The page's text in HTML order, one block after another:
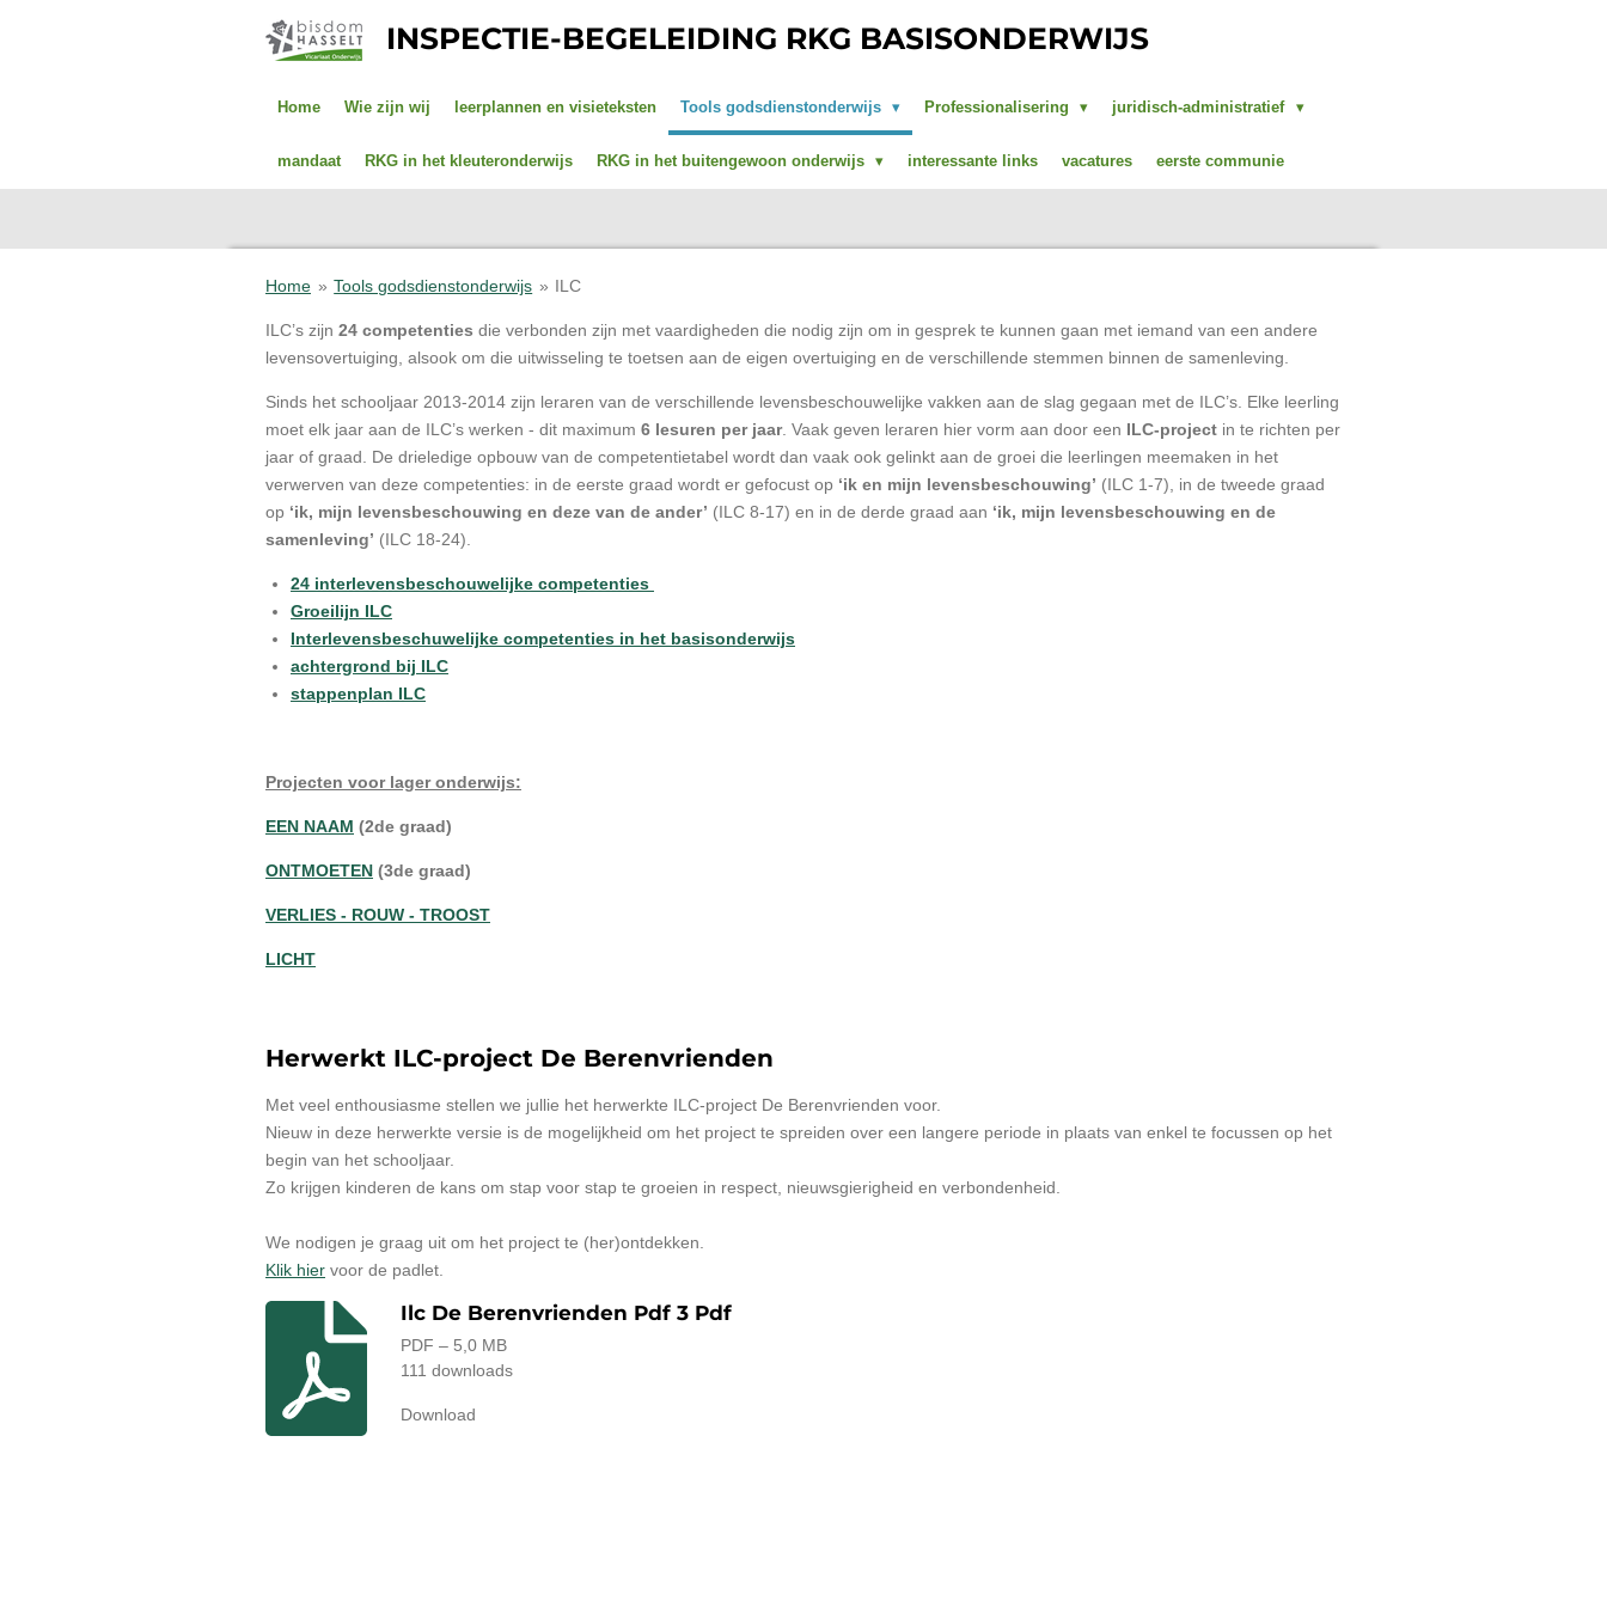
INSPECTIE-BEGELEIDING RKG BASISONDERWIJS
Home Wie zijn wij leerplannen en visieteksten Tools godsdienstonderwijs Professionalisering juridisch-administratief
mandaat RKG in het kleuteronderwijs RKG in het buitengewoon onderwijs interessante links vacatures eerste communie
Home » Tools godsdienstonderwijs » ILC
ILC’s zijn 24 competenties die verbonden zijn met vaardigheden die nodig zijn om in gesprek te kunnen gaan met iemand van een andere
levensovertuiging, alsook om die uitwisseling te toetsen aan de eigen overtuiging en de verschillende stemmen binnen de samenleving.
Sinds het schooljaar 2013-2014 zijn leraren van de verschillende levensbeschouwelijke vakken aan de slag gegaan met de ILC’s. Elke leerling
moet elk jaar aan de ILC’s werken - dit maximum 6 lesuren per jaar. Vaak geven leraren hier vorm aan door een ILC-project in te richten per
jaar of graad. De drieledige opbouw van de competentietabel wordt dan vaak ook gelinkt aan de groei die leerlingen meemaken in het
verwerven van deze competenties: in de eerste graad wordt er gefocust op ‘ik en mijn levensbeschouwing’ (ILC 1-7), in de tweede graad
op ‘ik, mijn levensbeschouwing en deze van de ander’ (ILC 8-17) en in de derde graad aan ‘ik, mijn levensbeschouwing en de
samenleving’ (ILC 18-24).
24 interlevensbeschouwelijke competenties
Groeilijn ILC
Interlevensbeschuwelijke competenties in het basisonderwijs
achtergrond bij ILC
stappenplan ILC
Projecten voor lager onderwijs:
EEN NAAM (2de graad)
ONTMOETEN (3de graad)
VERLIES - ROUW - TROOST
LICHT
Herwerkt ILC-project De Berenvrienden
Met veel enthousiasme stellen we jullie het herwerkte ILC-project De Berenvrienden voor.
Nieuw in deze herwerkte versie is de mogelijkheid om het project te spreiden over een langere periode in plaats van enkel te focussen op het
begin van het schooljaar.
Zo krijgen kinderen de kans om stap voor stap te groeien in respect, nieuwsgierigheid en verbondenheid.
We nodigen je graag uit om het project te (her)ontdekken.
Klik hier voor de padlet.
Ilc De Berenvrienden Pdf 3 Pdf
PDF – 5,0 MB
111 downloads
Download